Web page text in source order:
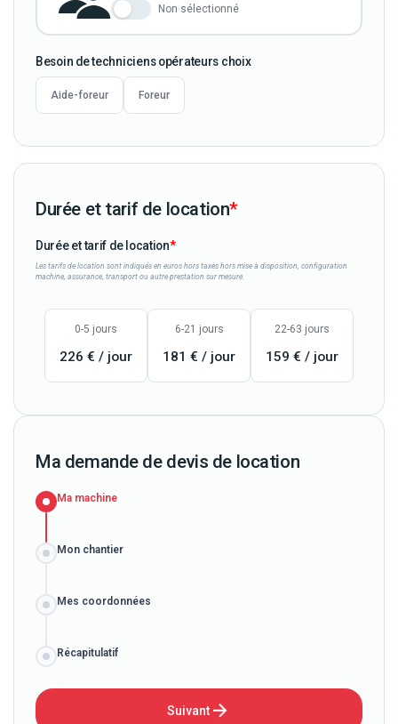
Non sélectionné
Besoin de techniciens opérateurs choix
Aide-foreur Foreur
Durée et tarif de location*
Durée et tarif de location
0-5 jours
226 € / jour
6-21 jours
181 € / jour
22-63 jours
159 € / jour
Les tarifs de location sont indiqués en euros hors taxes hors mise à disposition, configuration
machine, assurance, transport ou autre prestation sur mesure.
Ma demande de devis de location
Ma machine
Mon chantier
Mes coordonnées
Récapitulatif
Suivant